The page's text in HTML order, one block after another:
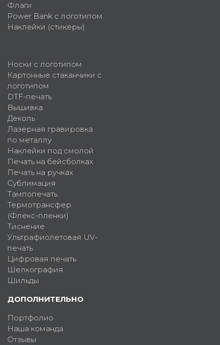
Флаги
Power Bank с логотипом
Наклейки (стикеры)
Носки с логотипом
Картонные стаканчики с
логотипом
DTF-печать
Вышивка
Деколь
Лазерная гравировка
по металлу
Наклейки под смолой
Печать на бейсболках
Печать на ручках
Сублимация
Тампопечать
Термотрансфер
(Флекс-пленки)
Тиснение
Ультрафиолетовая UV-
печать
Цифровая печать
Шелкография
Шильды
ДОПОЛНИТЕЛЬНО
Портфолио
Наша команда
Отзывы